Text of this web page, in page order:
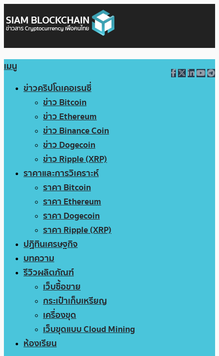
เมนู
ข่าวคริปโตเคอเรนซี่
ข่าว Bitcoin
ข่าว Ethereum
ข่าว Binance Coin
ข่าว Dogecoin
ข่าว Ripple (XRP)
ราคาและการวิเคราะห์
ราคา Bitcoin
ราคา Ethereum
ราคา Dogecoin
ราคา Ripple (XRP)
ปฏิทินเศรษฐกิจ
บทความ
รีวิวผลิตภัณฑ์
เว็บซื้อขาย
กระเป๋าเก็บเหรียญ
เครื่องขุด
เว็บขุดแบบ Cloud Mining
ห้องเรียน